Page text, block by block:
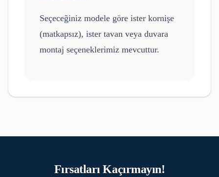
Seçeceğiniz modele göre ister kornişe
(matkapsız), ister tavan veya duvara
montaj seçeneklerimiz mevcuttur.
Fırsatları Kaçırmayın!